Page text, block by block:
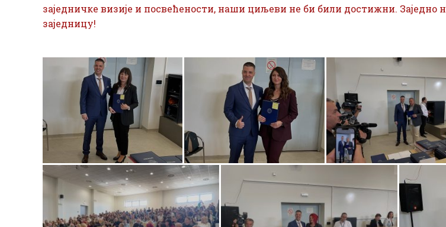
заједничке визије и посвећености, наши циљеви не би били достижни.
заједницу!